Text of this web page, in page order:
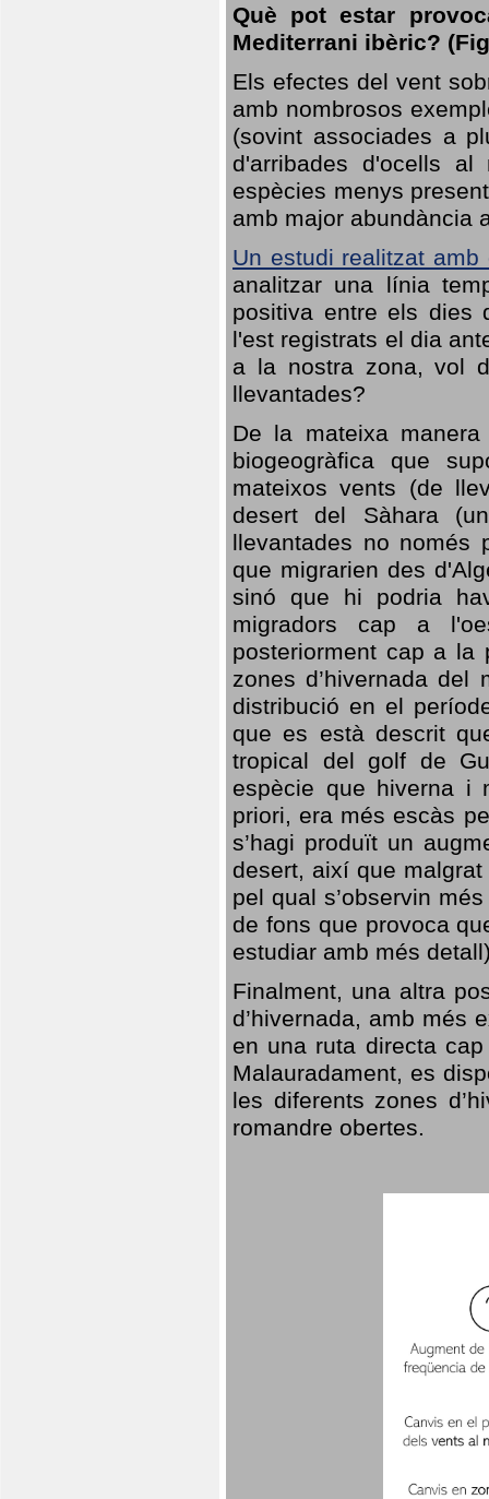
Què pot estar
Mediterrani ibèric?
Els efectes del vent
amb nombrosos
(sovint associades a
d'arribades d'ocells
espècies menys
amb major abundància
Un estudi realitzat amb
analitzar una línia
positiva entre els dies
l'est registrats el dia
a la nostra zona, vol
llevantades?
De la mateixa
biogeogràfica que
mateixos vents (de
desert del Sàhara
llevantades no només
que migrarien des
sinó que hi podria
migradors cap a
posteriorment cap a la
zones d’hivernada
distribució en el
que es està descrit
tropical del golf de
espècie que hiverna i
priori, era més escàs
s’hagi produït un
desert, així que
pel qual s’observin
de fons que provoca
estudiar amb més
Finalment, una altra
d’hivernada, amb més
en una ruta directa
Malauradament, es
les diferents zones
romandre obertes.